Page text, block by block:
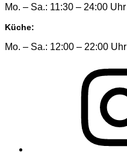
Mo. – Sa.: 11:30 – 24:00 Uhr
Küche:
Mo. – Sa.: 12:00 – 22:00 Uhr